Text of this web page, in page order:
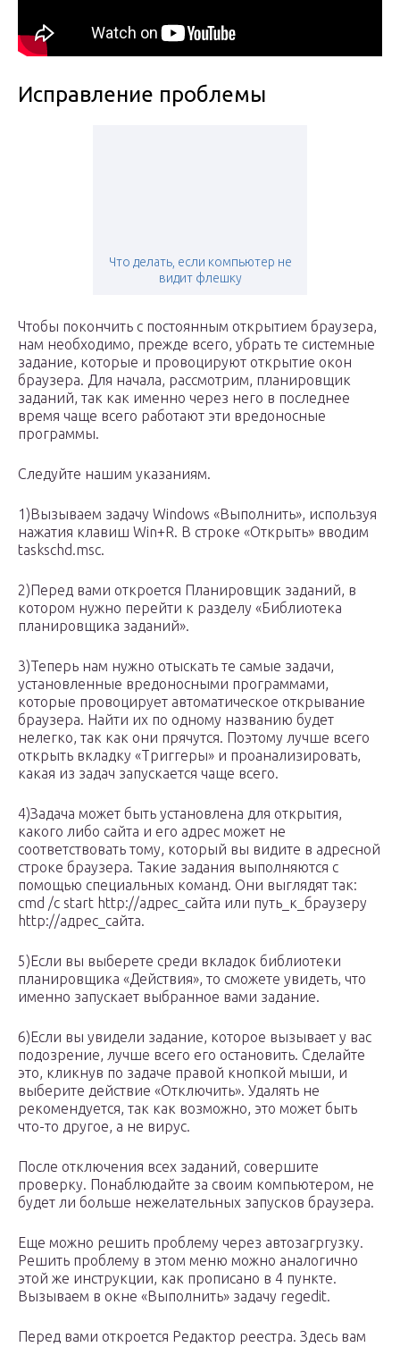
Исправление проблемы
Что делать, если компьютер не
видит флешку
Чтобы покончить с постоянным открытием браузера,
нам необходимо, прежде всего, убрать те системные
задание, которые и провоцируют открытие окон
браузера. Для начала, рассмотрим, планировщик
заданий, так как именно через него в последнее
время чаще всего работают эти вредоносные
программы.
Следуйте нашим указаниям.
1)Вызываем задачу Windows «Выполнить», используя
нажатия клавиш Win+R. В строке «Открыть» вводим
taskschd.msc.
2)Перед вами откроется Планировщик заданий, в
котором нужно перейти к разделу «Библиотека
планировщика заданий».
3)Теперь нам нужно отыскать те самые задачи,
установленные вредоносными программами,
которые провоцирует автоматическое открывание
браузера. Найти их по одному названию будет
нелегко, так как они прячутся. Поэтому лучше всего
открыть вкладку «Триггеры» и проанализировать,
какая из задач запускается чаще всего.
4)Задача может быть установлена для открытия,
какого либо сайта и его адрес может не
соответствовать тому, который вы видите в адресной
строке браузера. Такие задания выполняются с
помощью специальных команд. Они выглядят так:
cmd /c start http://адрес_сайта или путь_к_браузеру
http://адрес_сайта.
5)Если вы выберете среди вкладок библиотеки
планировщика «Действия», то сможете увидеть, что
именно запускает выбранное вами задание.
6)Если вы увидели задание, которое вызывает у вас
подозрение, лучше всего его остановить. Сделайте
это, кликнув по задаче правой кнопкой мыши, и
выберите действие «Отключить». Удалять не
рекомендуется, так как возможно, это может быть
что-то другое, а не вирус.
После отключения всех заданий, совершите
проверку. Понаблюдайте за своим компьютером, не
будет ли больше нежелательных запусков браузера.
Еще можно решить проблему через автозагргузку.
Решить проблему в этом меню можно аналогично
этой же инструкции, как прописано в 4 пункте.
Вызываем в окне «Выполнить» задачу regedit.
Перед вами откроется Редактор реестра. Здесь вам